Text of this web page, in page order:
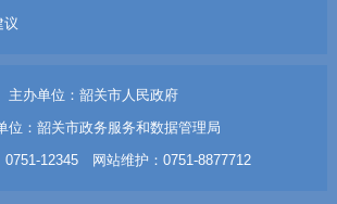
议
主办单位：韶关市人民政府
位：韶关市政务服务和数据管理局
0751-12345 网站维护：0751-8877712